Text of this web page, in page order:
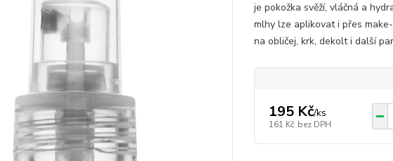
je pokožka svěží, vláčná a
mlhy lze aplikovat i přes
na obličej, krk, dekolt i další
195 Kč/ks
161 Kč bez DPH